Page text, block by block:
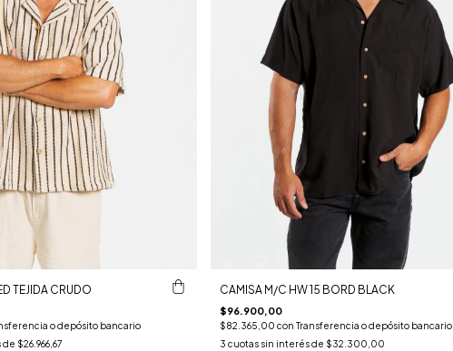
TEJIDA CRUDO
o depósito bancario
de $26.966,67
CAMISA M/C HW 15 BORD BLACK
$96.900,00
$82.365,00 con Transferencia o depósito bancario
3 cuotas sin interés de $32.300,00